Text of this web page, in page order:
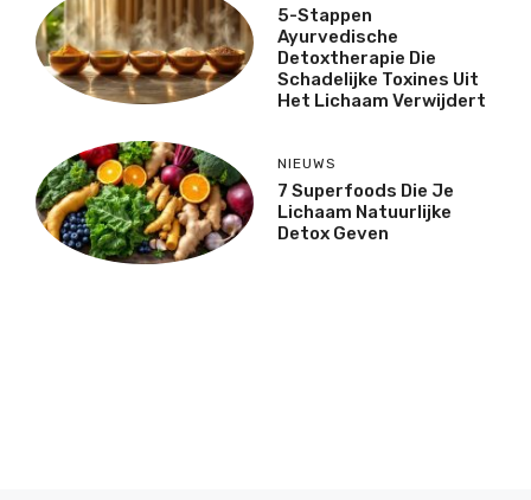
5-Stappen
Ayurvedische
Detoxtherapie Die
Schadelijke Toxines Uit
Het Lichaam Verwijdert
NIEUWS
7 Superfoods Die Je
Lichaam Natuurlijke
Detox Geven